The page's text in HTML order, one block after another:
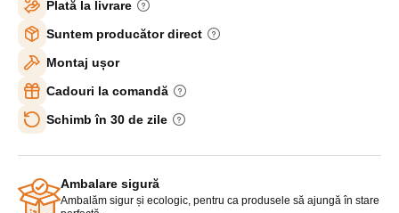
Plată la livrare
Suntem producător direct
Montaj ușor
Cadouri la comandă
Schimb în 30 de zile
Ambalare sigură
Ambalăm sigur și ecologic, pentru ca produsele să ajungă în stare